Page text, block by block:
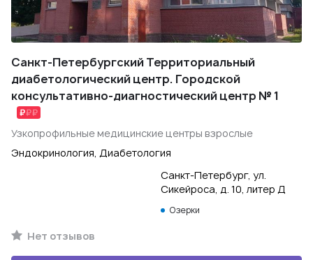
Санкт-Петербургский Территориальный
диабетологический центр. Городской
консультативно-диагностический центр № 1
Узкопрофильные медицинские центры взрослые
Эндокринология, Диабетология
Санкт-Петербург, ул.
Сикейроса, д. 10, литер Д
Озерки
Нет отзывов